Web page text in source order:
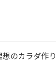
のカラダ作